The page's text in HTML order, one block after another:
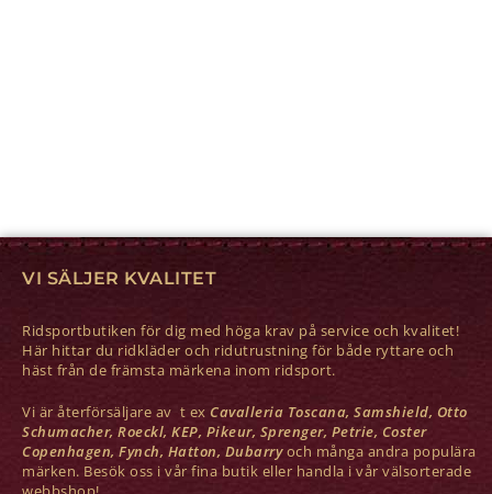
VI SÄLJER KVALITET
Ridsportbutiken för dig med höga krav på service och kvalitet!
Här hittar du ridkläder och ridutrustning för både ryttare och
häst från de främsta märkena inom ridsport.
Vi är återförsäljare av t ex Cavalleria Toscana, Samshield, Otto
Schumacher, Roeckl, KEP, Pikeur, Sprenger, Petrie, Coster
Copenhagen, Fynch, Hatton, Dubarryoch många andra populära
märken. Besök oss i vår fina butik eller handla i vår välsorterade